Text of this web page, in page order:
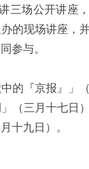
三场公开讲座
的现场讲座，
参与。
的『京报』」
（三月十七日
十九日）。